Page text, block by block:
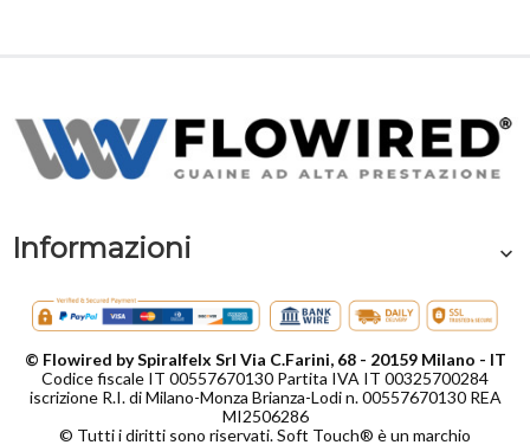
Informazioni
© Flowired by Spiralfelx Srl Via C.Farini, 68 - 20159 Milano - IT
Codice fiscale IT 00557670130 Partita IVA IT 00325700284
iscrizione R.I. di Milano-Monza Brianza-Lodi n. 00557670130 REA
MI2506286
© Tutti i diritti sono riservati. Soft Touch® è un marchio